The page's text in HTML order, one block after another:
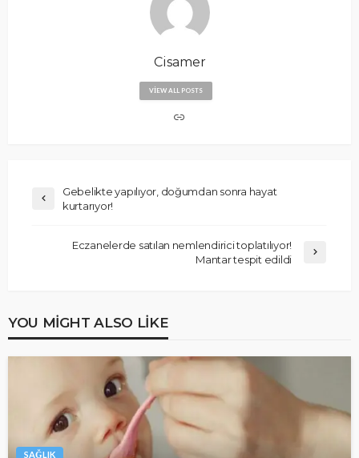
Cisamer
VIEW ALL POSTS
Gebelikte yapılıyor, doğumdan sonra hayat
kurtarıyor!
Eczanelerde satılan nemlendirici toplatılıyor!
Mantar tespit edildi
YOU MIGHT ALSO LIKE
SAĞLIK